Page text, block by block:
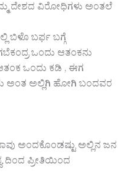
ದೇಶದ ವಿರೋಧಿಗಳು ಅಂತಲೆ
ಬಿಳೊ ಬರ್ಫ ಬಗ್ಗೆ
ಒಂದು ಆತಂಕನು
ಒಂದು ಕಡಿ , ಈಗ
ಅಂತ ಅಲ್ಲಿಗಿ ಹೋಗಿ ಬಂದವರ
ಅಂದಕೊಂಡಷ್ಟು ಅಲ್ಲಿನ ಜನ
ದಿಂದ ಪ್ರೀತಿಯಿಂದ